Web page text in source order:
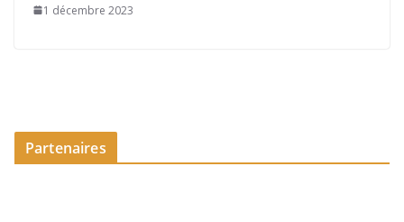
1 décembre 2023
Partenaires